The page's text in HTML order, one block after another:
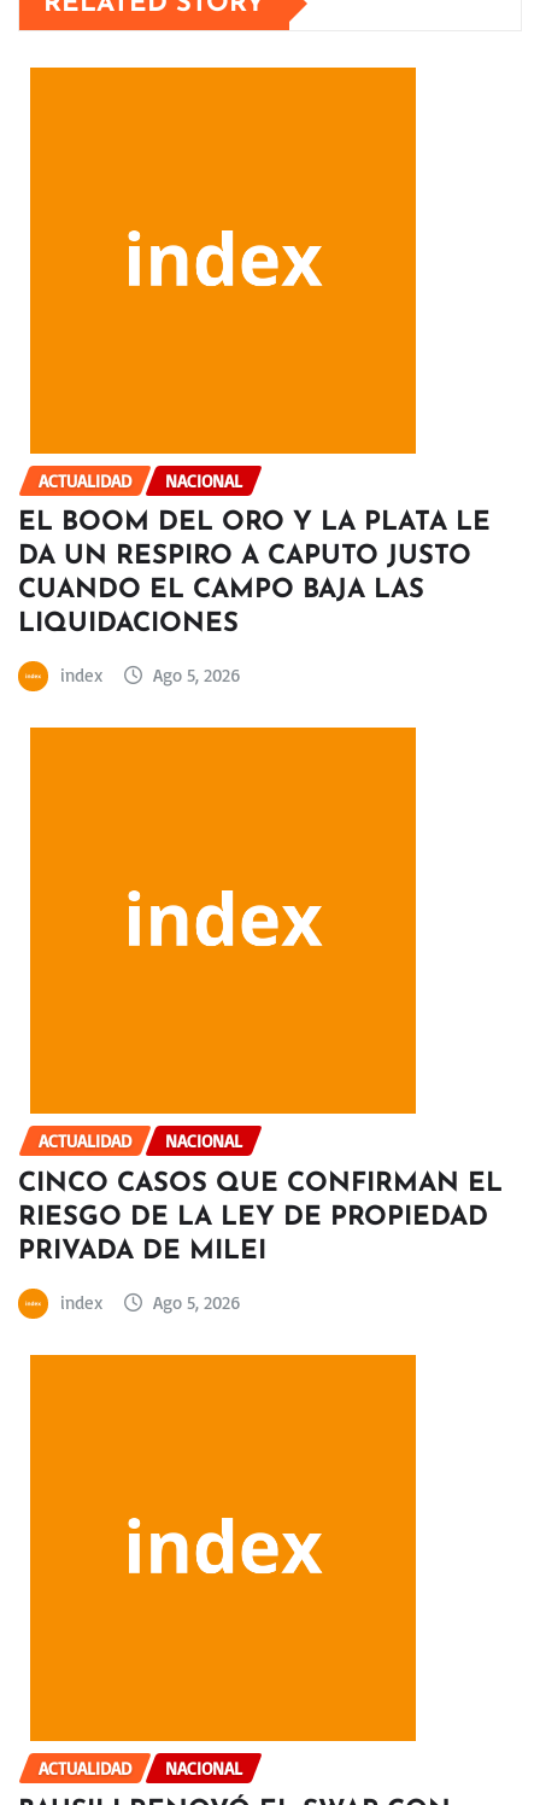
ACTUALIDAD NACIONAL
EL BOOM DEL ORO Y LA PLATA LE
DA UN RESPIRO A CAPUTO JUSTO
CUANDO EL CAMPO BAJA LAS
LIQUIDACIONES
index Ago 5, 2026
ACTUALIDAD NACIONAL
CINCO CASOS QUE CONFIRMAN EL
RIESGO DE LA LEY DE PROPIEDAD
PRIVADA DE MILEI
index Ago 5, 2026
ACTUALIDAD NACIONAL